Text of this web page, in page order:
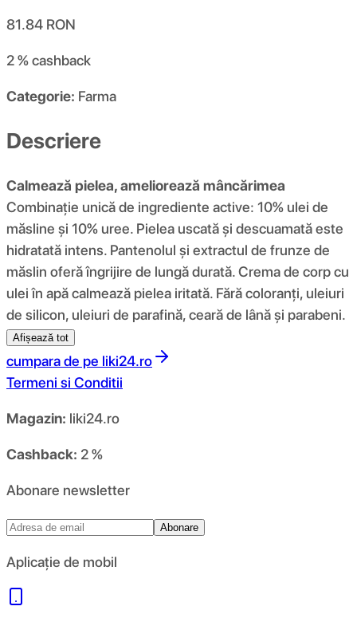
81.84 RON
2 %cashback
Categorie: Farma
Descriere
Calmează pielea, ameliorează mâncărimea
Combinație unică de ingrediente active: 10% ulei de
măsline și 10% uree. Pielea uscată și descuamată este
hidratată intens. Pantenolul și extractul de frunze de
măslin oferă îngrijire de lungă durată. Crema de corp cu
ulei în apă calmează pielea iritată. Fără coloranți, uleiuri
de silicon, uleiuri de parafină, ceară de lână și parabeni.
Afișează tot
cumpara de pe liki24.ro
Termeni si Conditii
Magazin: liki24.ro
Cashback: 2 %
Abonare newsletter
Abonare
Aplicație de mobil